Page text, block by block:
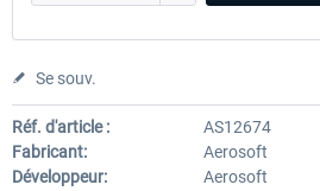
Se souv.
Réf. d'article :
AS12674
Fabricant:
Aerosoft
Développeur:
Aerosoft